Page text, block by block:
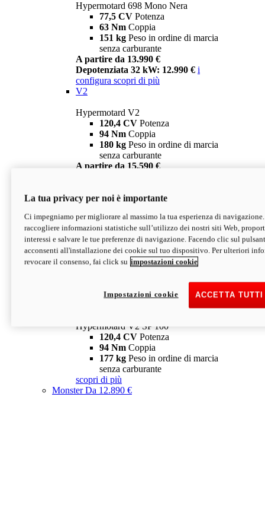
Hypermotard 698 Mono Nera
77,5 CV Potenza
63 Nm Coppia
151 kg Peso in ordine di marcia
senza carburante
A partire da 13.990 €
Depotenziata 32 kW: 12.990 € i
configura scopri di più
V2
Hypermotard V2
120,4 CV Potenza
94 Nm Coppia
180 kg Peso in ordine di marcia
senza carburante
A partire da 15.590 €
V2 SP
Hypermotard V2 SP
120,4 CVPotenza
94 NmCoppia
177 kgPeso in ordine di marcia
senza carburante
Depotenziata 35 kW: 18.890 € i
configura scopri di più
Hypermotard V2 SP 100
120,4 CV Potenza
94 Nm Coppia
177 kg Peso in ordine di marcia
senza carburante
scopri di più
MonsterDa 12.890 €
La tua privacy per noi è importante
Ci impegniamo per migliorare al massimo la tua esperienza di
raccogliere informazioni statistiche sull’utilizzo dei nostri siti Web,
interessi e salvare le tue preferenze di navigazione. Facendo clic sul
acconsenti all'installazione dei cookie sul tuo dispositivo. Per ulteriori
revocare il consenso, fai click su impostazioni cookie
ACCETTA
Impostazioni cookie